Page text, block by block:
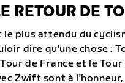
RETOUR DE
le plus attendu du
dire qu'une chose :
de France et le Tour
Zwift sont à